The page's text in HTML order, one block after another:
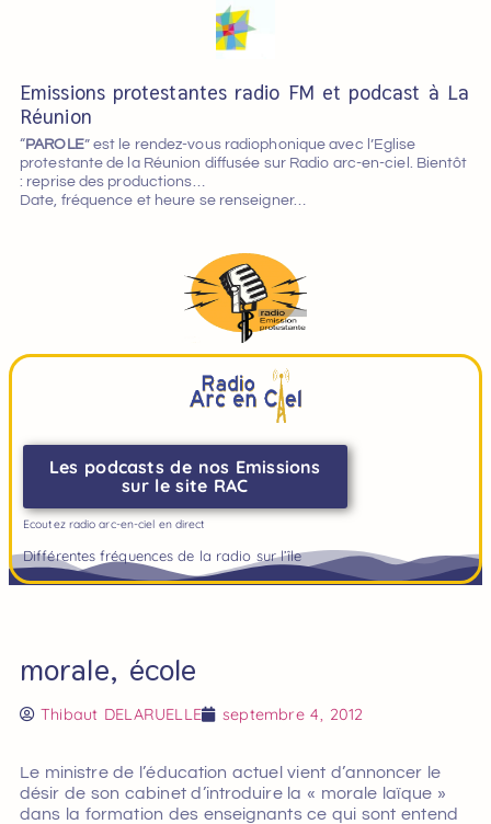
Emissions protestantes radio FM et podcast à La
Réunion
“PAROLE” est le rendez-vous radiophonique avec l’Eglise
protestante de la Réunion diffusée sur Radio arc-en-ciel. Bientôt
: reprise des productions…
Date, fréquence et heure se renseigner…
Les podcasts de nos Emissions
sur le site RAC
Ecoutez radio arc-en-ciel en direct
Différentes fréquences de la radio sur l’île
morale, école
Thibaut DELARUELLE septembre 4, 2012
Le ministre de l’éducation actuel vient d’annoncer le
désir de son cabinet d’introduire la « morale laïque »
dans la formation des enseignants ce qui sont entend